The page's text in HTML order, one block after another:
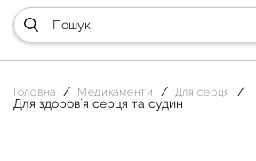
Головна Медикаменти Для серця
Для здоров`я серця та судин